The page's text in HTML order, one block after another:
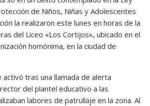
de Niños, Niñas y Adolescentes
la realizaron este lunes en horas de la
del Liceo «Los Cortijos», ubicado en el
homónima, en la ciudad de
activó tras una llamada de alerta
del plantel educativo a las
labores de patrullaje en la zona. Al